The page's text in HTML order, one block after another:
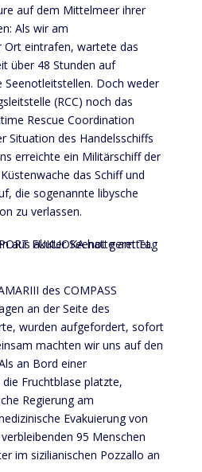
auf dem Mittelmeer ihrer
Als wir am
eintrafen, wartete das
über 48 Stunden auf
Seenotleitstellen. Doch weder
(RCC) noch das
Rescue Coordination
Situation des Handelsschiffs
erreichte ein Militärschiff der
das Schiff und
die sogenannte libysche
zu verlassen.
des COMPASS
an der Seite des
wurden aufgefordert, sofort
machten wir uns auf den
an Bord einer
Fruchtblase platzte,
Regierung am
Evakuierung von
95 Menschen
im sizilianischen Pozzallo an